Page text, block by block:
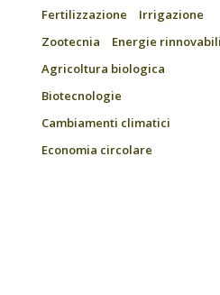
Fertilizzazione
Irrigazione
Zootecnia
Energie rinnovabili
Agricoltura biologica
Biotecnologie
Cambiamenti climatici
Economia circolare